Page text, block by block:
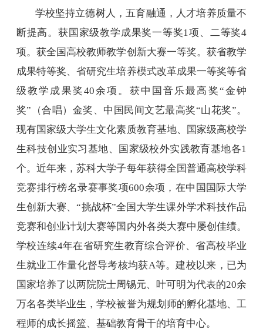
学校坚持立德树人，五育融通，人才培养质量不
断提高。获国家级教学成果奖一等奖1项、二等奖4
项。获全国高校教师教学创新大赛一等奖。获省教学
成果特等奖、省研究生培养模式改革成果一等奖等省
级教学成果奖40余项。获中国音乐最高奖“金钟
奖”（合唱）金奖、中国民间文艺最高奖“山花奖”。
现有国家级大学生文化素质教育基地、国家级高校学
生科技创业实习基地、国家级校外实践教育基地各1
个。近年来，苏科大学子每年获得全国普通高校学科
竞赛排行榜名录赛事奖项600余项，在中国国际大学
生创新大赛、“挑战杯”全国大学生课外学术科技作品
竞赛和创业计划大赛等国内外各类大赛中屡创佳绩。
学校连续4年在省研究生教育综合评价、省高校毕业
生就业工作量化督导考核均获A等。建校以来，已为
国家培养了以两院院士周锡元、叶可明为代表的20余
万名各类毕业生，学校被誉为规划师的孵化基地、工
程师的成长摇篮、基础教育骨干的培育中心。